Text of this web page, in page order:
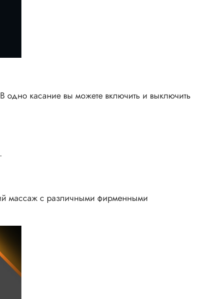
одно касание вы можете включить и выключить
массаж с различными фирменными